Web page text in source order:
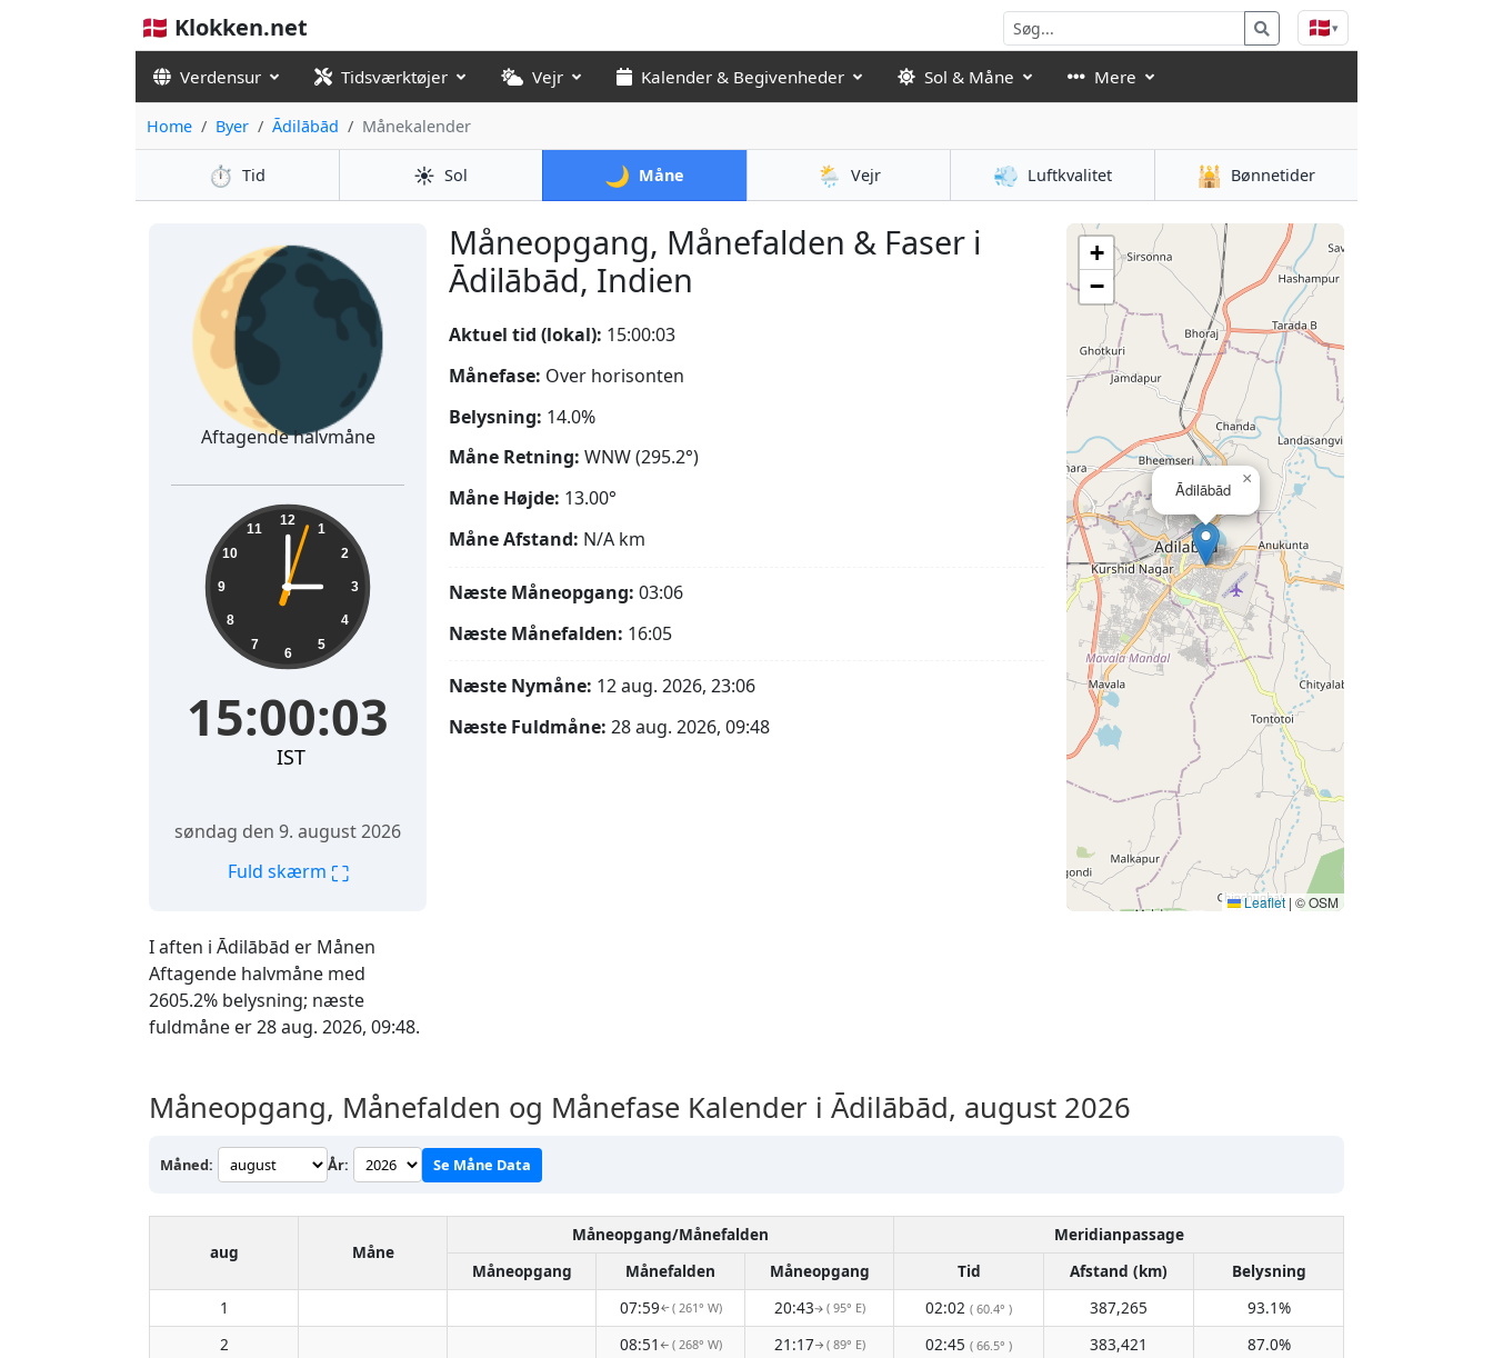
🇩🇰 Klokken.net 🇩🇰▾
Verdensur Tidsværktøjer Vejr Kalender & Begivenheder Sol & Måne Mere
Home Byer Ādilābād Månekalender
⏱️ Tid ☀️ Sol 🌙 Måne 🌦️ Vejr 💨 Luftkvalitet 🕌 Bønnetider
Måneopgang, Månefalden & Faser i
Ādilābād, Indien
I aften i Ādilābād er Månen
Aftagende halvmåne med
2605.2% belysning; næste
fuldmåne er 28 aug. 2026, 09:48.
🌘
Aftagende halvmåne
15:00:04 12
1
2
3
4
5
6
7
8
9
10
11
15:00:04
IST
søndag den 9. august 2026
Fuld skærm ⛶
Aktuel tid (lokal): 15:00:04
Månefase: Over horisonten
Belysning: 14.0%
Måne Retning: WNW (295.2°)
Måne Højde: 13.00°
Måne Afstand: N/A km
Næste Måneopgang: 03:06
Næste Månefalden: 16:05
Næste Nymåne: 12 aug. 2026, 23:06
Næste Fuldmåne: 28 aug. 2026, 09:48
Ādilābād
×
+
−
Leaflet | © OSM
Måneopgang, Månefalden og Månefase Kalender i Ādilābād, august 2026
Måned: År: Se Måne Data
aug Måne
Måneopgang/Månefalden
Meridianpassage
Måneopgang
Månefalden Måneopgang Tid Afstand (km)
Belysning
1
07:59↑( 261° W) 20:43↑ ( 95° E) 02:02 ( 60.4° ) 387,265
93.1%
2
08:51 ↑ ( 268° W) 21:17↑ ( 89° E) 02:45 ( 66.5° ) 383,421
87.0%